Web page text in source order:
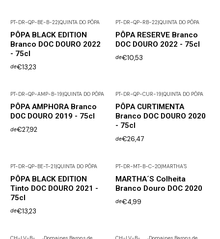
PT-DR-QP-BE-B-22|QUINTA DO PÔPA
PÔPA BLACK EDITION
Branco DOC DOURO 2022
- 75cl
de€13,23
PT-DR-QP-RB-22|QUINTA DO PÔPA
PÔPA RESERVE Branco
DOC DOURO 2022 - 75cl
de€10,53
PT-DR-QP-AMP-B-19 QUINTA DO PÔPA
PÔPA AMPHORA Branco
DOC DOURO 2019 - 75cl
de€27,92
PT-DR-QP-CUR-19 QUINTA DO PÔPA
PÔPA CURTIMENTA
Branco DOC DOURO 2020
- 75cl
de€26,47
PT-DR-QP-BE-T-21|QUINTA DO PÔPA
PÔPA BLACK EDITION
Tinto DOC DOURO 2021 -
75cl
de€13,23
PT-DR-MT-B-C-20|MARTHA´S
MARTHA´S Colheita
Branco Douro DOC 2020
de€4,99